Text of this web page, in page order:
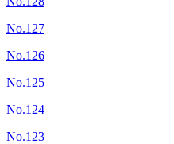
No.127
No.126
No.125
No.124
No.123